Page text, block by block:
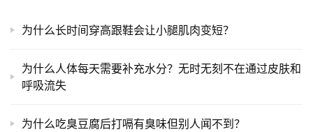
为什么长时间穿高跟鞋会让小腿肌肉变短？
为什么人体每天需要补充水分？无时无刻不在通过皮肤和
呼吸流失
为什么吃臭豆腐后打嗝有臭味但别人闻不到？